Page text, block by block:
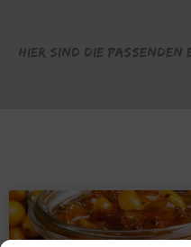
Hier sind die passenden